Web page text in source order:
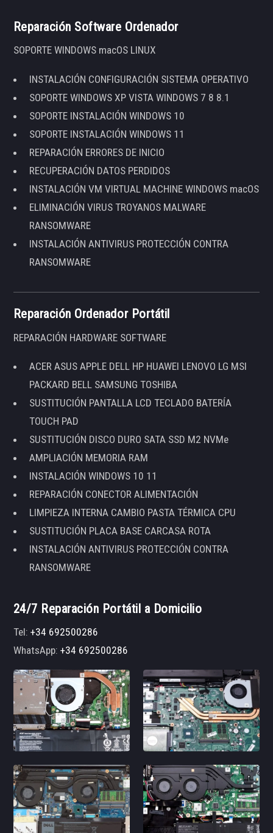
Reparación Software Ordenador
SOPORTE WINDOWS macOS LINUX
INSTALACIÓN CONFIGURACIÓN SISTEMA OPERATIVO
SOPORTE WINDOWS XP VISTA WINDOWS 7 8 8.1
SOPORTE INSTALACIÓN WINDOWS 10
SOPORTE INSTALACIÓN WINDOWS 11
REPARACIÓN ERRORES DE INICIO
RECUPERACIÓN DATOS PERDIDOS
INSTALACIÓN VM VIRTUAL MACHINE WINDOWS macOS
ELIMINACIÓN VIRUS TROYANOS MALWARE
RANSOMWARE
INSTALACIÓN ANTIVIRUS PROTECCIÓN CONTRA
RANSOMWARE
Reparación Ordenador Portátil
REPARACIÓN HARDWARE SOFTWARE
ACER ASUS APPLE DELL HP HUAWEI LENOVO LG MSI
PACKARD BELL SAMSUNG TOSHIBA
SUSTITUCIÓN PANTALLA LCD TECLADO BATERÍA
TOUCH PAD
SUSTITUCIÓN DISCO DURO SATA SSD M2 NVMe
AMPLIACIÓN MEMORIA RAM
INSTALACIÓN WINDOWS 10 11
REPARACIÓN CONECTOR ALIMENTACIÓN
LIMPIEZA INTERNA CAMBIO PASTA TÉRMICA CPU
SUSTITUCIÓN PLACA BASE CARCASA ROTA
INSTALACIÓN ANTIVIRUS PROTECCIÓN CONTRA
RANSOMWARE
24/7 Reparación Portátil a Domicilio
Tel:+34 692500286
WhatsApp:+34 692500286